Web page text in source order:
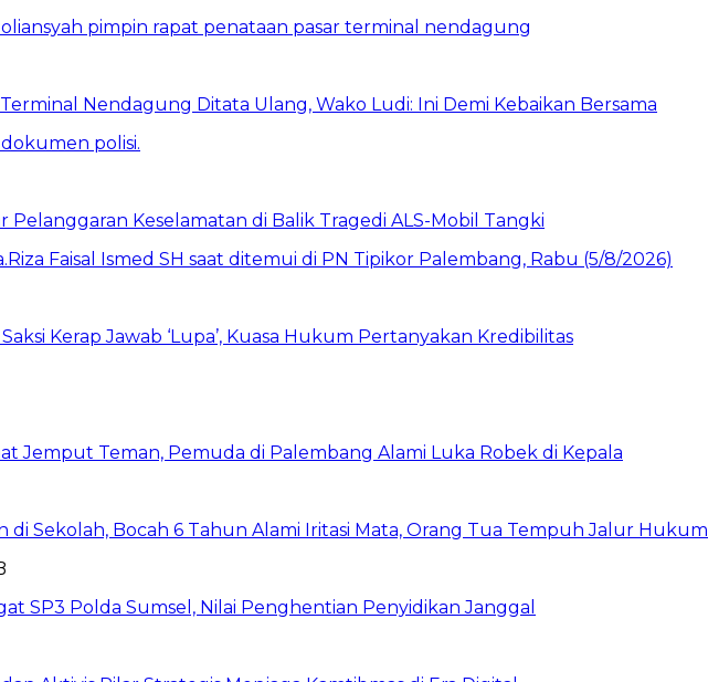
Nendagung Ditata Ulang, Wako Ludi: Ini Demi Kebaikan Bersama
Pelanggaran Keselamatan di Balik Tragedi ALS-Mobil Tangki
Kerap Jawab ‘Lupa’, Kuasa Hukum Pertanyakan Kredibilitas
Jemput Teman, Pemuda di Palembang Alami Luka Robek di Kepala
Sekolah, Bocah 6 Tahun Alami Iritasi Mata, Orang Tua Tempuh Jalur Hukum
SP3 Polda Sumsel, Nilai Penghentian Penyidikan Janggal